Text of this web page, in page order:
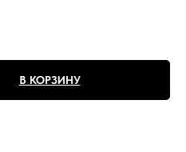
В КОРЗИНУ